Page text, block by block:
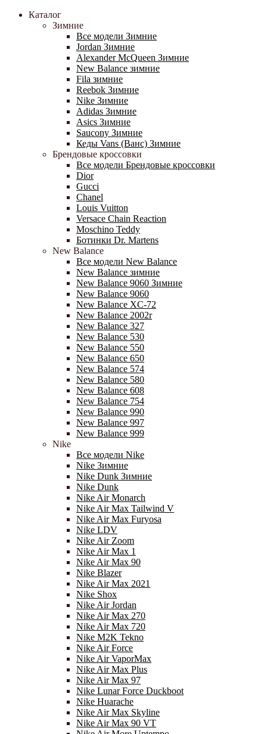
Каталог
Зимние
Все модели Зимние
Jordan Зимние
Alexander McQueen Зимние
New Balance зимние
Fila зимние
Reebok Зимние
Nike Зимние
Adidas Зимние
Asics Зимние
Saucony Зимние
Кеды Vans (Ванс) Зимние
Брендовые кроссовки
Все модели Брендовые кроссовки
Dior
Gucci
Chanel
Louis Vuitton
Versace Chain Reaction
Moschino Teddy
Ботинки Dr. Martens
New Balance
Все модели New Balance
New Balance зимние
New Balance 9060 Зимние
New Balance 9060
New Balance XC-72
New Balance 2002r
New Balance 327
New Balance 530
New Balance 550
New Balance 650
New Balance 574
New Balance 580
New Balance 608
New Balance 754
New Balance 990
New Balance 997
New Balance 999
Nike
Все модели Nike
Nike Зимние
Nike Dunk Зимние
Nike Dunk
Nike Air Monarch
Nike Air Max Tailwind V
Nike Air Max Furyosa
Nike LDV
Nike Air Zoom
Nike Air Max 1
Nike Air Max 90
Nike Blazer
Nike Air Max 2021
Nike Shox
Nike Air Jordan
Nike Air Max 270
Nike Air Max 720
Nike M2K Tekno
Nike Air Force
Nike Air VaporMax
Nike Air Max Plus
Nike Air Max 97
Nike Lunar Force Duckboot
Nike Huarache
Nike Air Max Skyline
Nike Air Max 90 VT